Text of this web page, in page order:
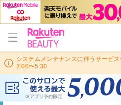
システムメンテナンスに伴うサービ
2:00〜5:30